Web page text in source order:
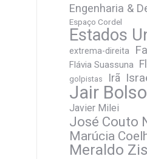
Engenharia &
Espaço Cordel
Estados
extrema-direita
Flávia Suassuna
golpistas Irã
Jair
Javier Milei
José Couto
Marúcia
Meraldo